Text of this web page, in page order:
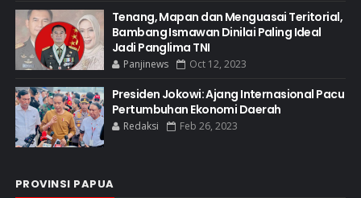
Tenang, Mapan dan Menguasai Teritorial,
Bambang Ismawan Dinilai Paling Ideal
Jadi Panglima TNI
Panjinews Oct 12, 2023
Presiden Jokowi: Ajang Internasional Pacu
Pertumbuhan Ekonomi Daerah
Redaksi Feb 26, 2023
PROVINSI PAPUA